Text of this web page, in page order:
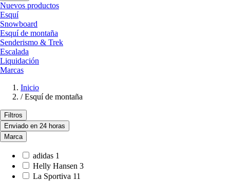
Nuevos productos
Esquí
Snowboard
Esquí de montaña
Senderismo & Trek
Escalada
Liquidación
Marcas
Inicio
/ Esquí de montaña
Filtros
Enviado en 24 horas
Marca
adidas 1
Helly Hansen 3
La Sportiva 11